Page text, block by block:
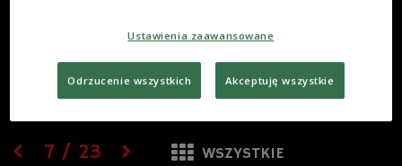
7 / 23 WSZYSTKIE
Ustawienia zaawansowane
Odrzucenie wszystkich Akceptuję wszystkie